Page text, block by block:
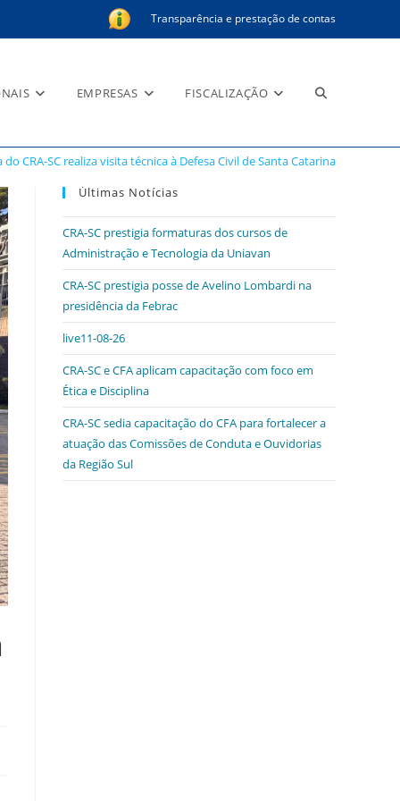
Transparência e prestação de contas
EMPRESAS FISCALIZAÇÃO Alternar
do CRA-SC realiza visita técnica à Defesa Civil de Santa Catarina
Últimas Notícias
CRA-SC prestigia formaturas dos cursos de
Administração e Tecnologia da Uniavan
CRA-SC prestigia posse de Avelino Lombardi na
presidência da Febrac
live11-08-26
CRA-SC e CFA aplicam capacitação com foco em
Ética e Disciplina
CRA-SC sedia capacitação do CFA para fortalecer a
atuação das Comissões de Conduta e Ouvidorias
da Região Sul